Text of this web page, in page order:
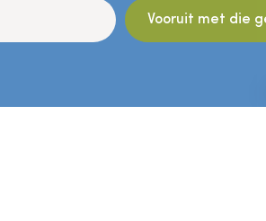
Vooruit met die